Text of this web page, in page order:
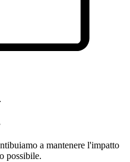
a mantenere l'impatto
possibile.